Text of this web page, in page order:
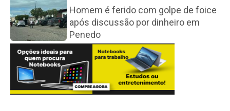
Homem é ferido com golpe de foice
após discussão por dinheiro em
Penedo